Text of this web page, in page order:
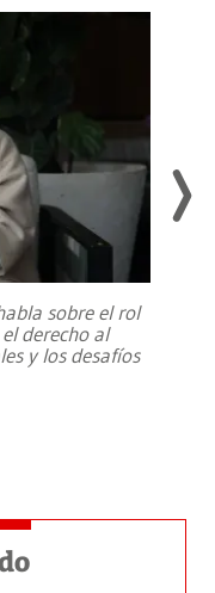
sobre el rol
derecho al
y los desafíos